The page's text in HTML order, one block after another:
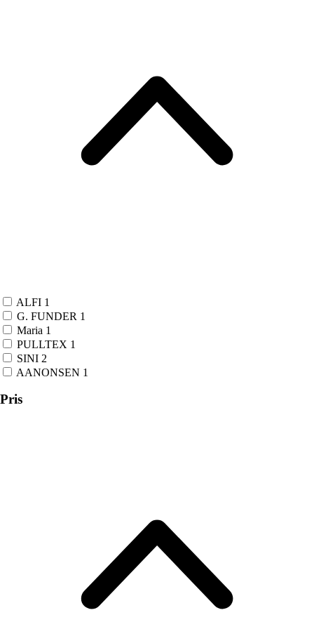
ALFI 1
G. FUNDER 1
Maria 1
PULLTEX 1
SINI 2
AANONSEN 1
Pris